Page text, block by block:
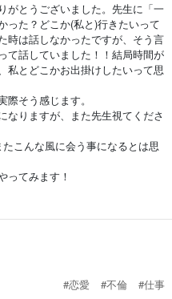
がとうございました。先生に「一
った？どこか(私と)行きたいって
時は話しなかったですが、そう言
て話していました！！結局時間が
私とどこかお出掛けしたいって思
そう感じます。
なりますが、また先生視てくださ
こんな風に会う事になるとは思
ってみます！
#恋愛
#不倫
#仕事